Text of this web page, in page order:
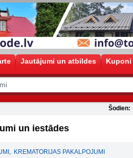
Jautājumi un atbildes Kuponi
Šodien:
un iestādes
, KREMATORIJAS PAKALPOJUMI